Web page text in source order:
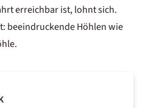
erreichbar ist, lohnt sich.
beeindruckende Höhlen wie